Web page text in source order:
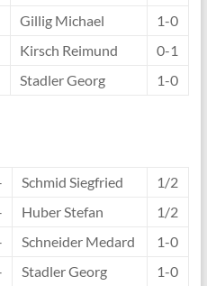
Gillig Michael
1-0
Kirsch Reimund
0-1
Stadler Georg 1-0
Schmid Siegfried
1/2
Huber Stefan
1/2
Schneider Medard
1-0
Stadler Georg 1-0